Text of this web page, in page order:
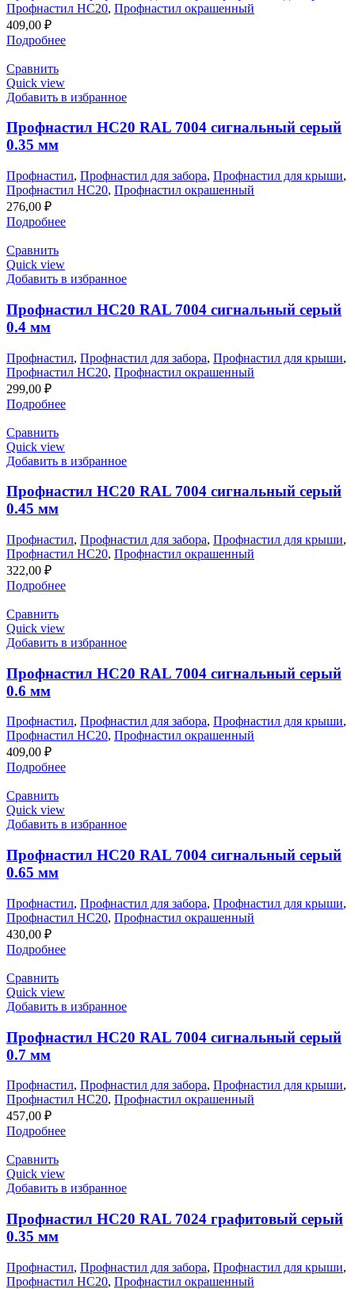
Профнастил НС20, Профнастил окрашенный
409,00 ₽
Подробнее
Сравнить
Quick view
Добавить в избранное
Профнастил НС20 RAL 7004 сигнальный серый
0.35 мм
Профнастил, Профнастил для забора, Профнастил для крыши,
Профнастил НС20, Профнастил окрашенный
276,00 ₽
Подробнее
Сравнить
Quick view
Добавить в избранное
Профнастил НС20 RAL 7004 сигнальный серый
0.4 мм
Профнастил, Профнастил для забора, Профнастил для крыши,
Профнастил НС20, Профнастил окрашенный
299,00 ₽
Подробнее
Сравнить
Quick view
Добавить в избранное
Профнастил НС20 RAL 7004 сигнальный серый
0.45 мм
Профнастил, Профнастил для забора, Профнастил для крыши,
Профнастил НС20, Профнастил окрашенный
322,00 ₽
Подробнее
Сравнить
Quick view
Добавить в избранное
Профнастил НС20 RAL 7004 сигнальный серый
0.6 мм
Профнастил, Профнастил для забора, Профнастил для крыши,
Профнастил НС20, Профнастил окрашенный
409,00 ₽
Подробнее
Сравнить
Quick view
Добавить в избранное
Профнастил НС20 RAL 7004 сигнальный серый
0.65 мм
Профнастил, Профнастил для забора, Профнастил для крыши,
Профнастил НС20, Профнастил окрашенный
430,00 ₽
Подробнее
Сравнить
Quick view
Добавить в избранное
Профнастил НС20 RAL 7004 сигнальный серый
0.7 мм
Профнастил, Профнастил для забора, Профнастил для крыши,
Профнастил НС20, Профнастил окрашенный
457,00 ₽
Подробнее
Сравнить
Quick view
Добавить в избранное
Профнастил НС20 RAL 7024 графитовый серый
0.35 мм
Профнастил, Профнастил для забора, Профнастил для крыши,
Профнастил НС20, Профнастил окрашенный